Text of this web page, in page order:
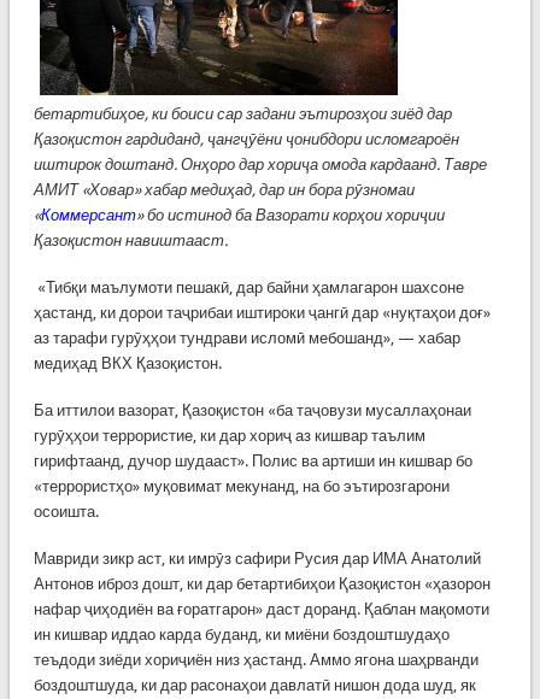
бетартибиҳое, ки боиси сар задани эътирозҳои зиёд дар
Қазоқистон гардиданд, ҷангҷӯёни ҷонибдори исломгароён
иштирок доштанд. Онҳоро дар хориҷа омода кардаанд. Тавре
АМИТ «Ховар» хабар медиҳад, дар ин бора рӯзномаи
«Коммерсант» бо истинод ба Вазорати корҳои хориҷии
Қазоқистон навиштааст.
«Тибқи маълумоти пешакӣ, дар байни ҳамлагарон шахсоне
ҳастанд, ки дорои таҷрибаи иштироки ҷангӣ дар «нуқтаҳои доғ»
аз тарафи гурӯҳҳои тундрави исломӣ мебошанд», — хабар
медиҳад ВКХ Қазоқистон.
Ба иттилои вазорат, Қазоқистон «ба таҷовузи мусаллаҳонаи
гурӯҳҳои террористие, ки дар хориҷ аз кишвар таълим
гирифтаанд, дучор шудааст». Полис ва артиши ин кишвар бо
«террористҳо» муқовимат мекунанд, на бо эътирозгарони
осоишта.
Мавриди зикр аст, ки имрӯз сафири Русия дар ИМА Анатолий
Антонов иброз дошт, ки дар бетартибиҳои Қазоқистон «ҳазорон
нафар ҷиҳодиён ва ғоратгарон» даст доранд. Қаблан мақомоти
ин кишвар иддао карда буданд, ки миёни боздоштшудаҳо
теъдоди зиёди хориҷиён низ ҳастанд. Аммо ягона шаҳрванди
боздоштшуда, ки дар расонаҳои давлатӣ нишон дода шуд, як